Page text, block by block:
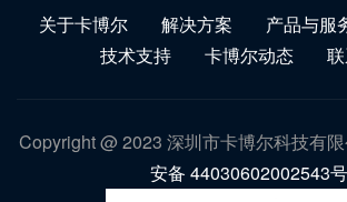
关于卡博尔 解决方案 产品与服
技术支持
卡博尔动态
Copyright @ 2023 深圳市卡博尔科技有
安备 44030602002543号